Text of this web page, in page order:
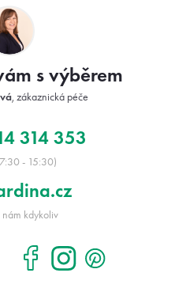
s výběrem
, zákaznická péče
314 353
- 15:30)
kdykoliv